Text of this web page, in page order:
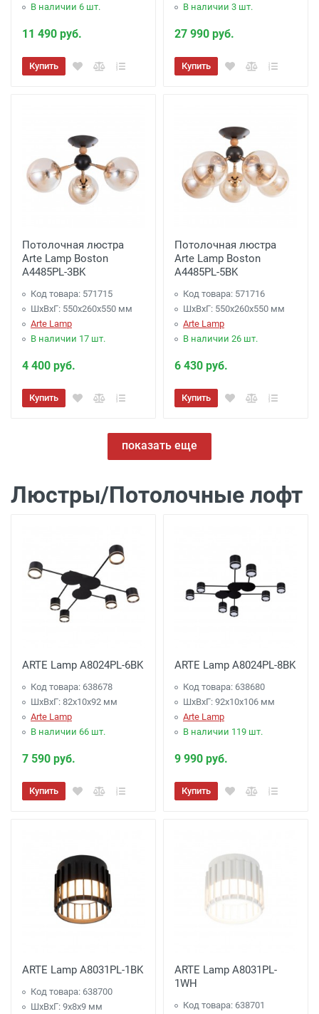
В наличии 6 шт.
11 490 руб.
Купить
В наличии 3 шт.
27 990 руб.
Купить
Потолочная люстра
Arte Lamp Boston
A4485PL-3BK
Код товара: 571715
ШхВхГ: 550x260x550 мм
Arte Lamp
В наличии 17 шт.
4 400 руб.
Купить
Потолочная люстра
Arte Lamp Boston
A4485PL-5BK
Код товара: 571716
ШхВхГ: 550x260x550 мм
Arte Lamp
В наличии 26 шт.
6 430 руб.
Купить
показать еще
Люстры/Потолочные лофт
ARTE Lamp A8024PL-6BK
Код товара: 638678
ШхВхГ: 82x10x92 мм
Arte Lamp
В наличии 66 шт.
7 590 руб.
Купить
ARTE Lamp A8024PL-8BK
Код товара: 638680
ШхВхГ: 92x10x106 мм
Arte Lamp
В наличии 119 шт.
9 990 руб.
Купить
ARTE Lamp A8031PL-1BK
Код товара: 638700
ШхВхГ: 9x8x9 мм
ARTE Lamp A8031PL-
1WH
Код товара: 638701